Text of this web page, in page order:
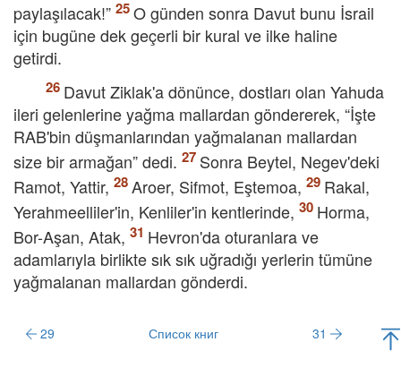
paylaşılacak!”
O günden sonra Davut bunu İsrail
için bugüne dek geçerli bir kural ve ilke haline
getirdi.
Davut Ziklak'a dönünce, dostları olan Yahuda
ileri gelenlerine yağma mallardan göndererek, “İşte
RAB'bin düşmanlarından yağmalanan mallardan
size bir armağan” dedi.
Sonra Beytel, Negev'deki
Ramot, Yattir,
Aroer, Sifmot, Eştemoa,
Rakal,
Yerahmeelliler'in, Kenliler'in kentlerinde,
Horma,
Bor-Aşan, Atak,
Hevron'da oturanlara ve
adamlarıyla birlikte sık sık uğradığı yerlerin tümüne
yağmalanan mallardan gönderdi.
29 Список книг 31